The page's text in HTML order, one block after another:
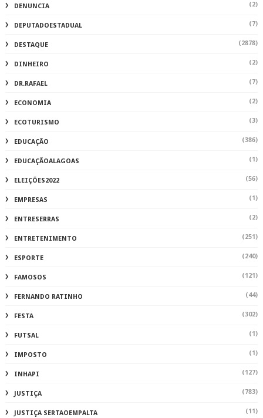
DENUNCIA (2)
DEPUTADOESTADUAL (7)
DESTAQUE (2878)
DINHEIRO (2)
DR.RAFAEL (7)
ECONOMIA (2)
ECOTURISMO (3)
EDUCAÇÃO (386)
EDUCAÇÃOALAGOAS (1)
ELEIÇÕES2022 (56)
EMPRESAS (1)
ENTRESERRAS (2)
ENTRETENIMENTO (251)
ESPORTE (240)
FAMOSOS (121)
FERNANDO RATINHO (44)
FESTA (302)
FUTSAL (1)
IMPOSTO (1)
INHAPI (127)
JUSTIÇA (783)
JUSTIÇA SERTAOEMPALTA (11)